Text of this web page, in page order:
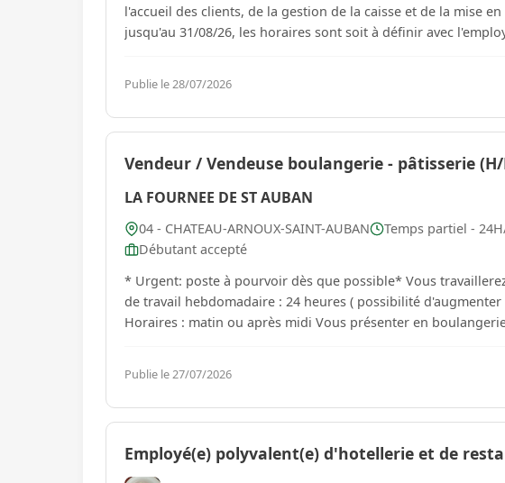
l'accueil des clients, de la gestion de la caisse et de la mise en rayon. Poste à pourvoir dès
jusqu'au 31/08/26, les horaires sont soit à définir avec
Publie le 28/07/2026
Vendeur / Vendeuse boulangerie - pâtisserie (H/
LA FOURNEE DE ST AUBAN
04 - CHATEAU-ARNOUX-SAINT-AUBAN
Temps partiel -
Débutant accepté
* Urgent: poste à pourvoir dès que possible* Vous travaillerez dans notre boulangerie de St Auban. Temps
de travail hebdomadaire : 24 heures ( possibilité
Horaires : matin ou après midi Vous présenter
Publie le 27/07/2026
Employé(e) polyvalent(e) d'hotellerie et de